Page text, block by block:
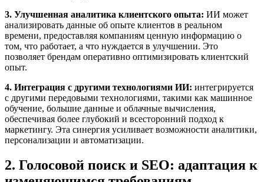
3. Улучшенная аналитика клиентского опыта: ИИ может
анализировать данные об опыте клиентов в реальном
времени, предоставляя компаниям ценную информацию о
том, что работает, а что нуждается в улучшении. Это
позволяет брендам оперативно оптимизировать клиентский
опыт.
4. Интеграция с другими технологиями ИИ: интегрируется
с другими передовыми технологиями, такими как машинное
обучение, большие данные и облачные вычисления,
обеспечивая более глубокий и всесторонний подход к
маркетингу. Эта синергия усиливает возможности аналитики,
персонализации и автоматизации.
2. Голосовой поиск и SEO: адаптация к